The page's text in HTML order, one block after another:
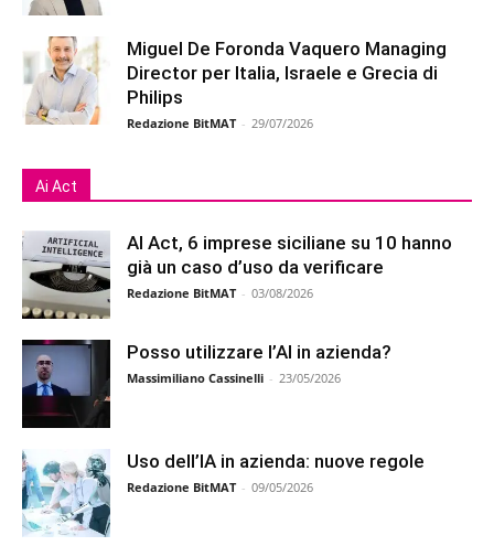
Miguel De Foronda Vaquero Managing
Director per Italia, Israele e Grecia di
Philips
Redazione BitMAT - 29/07/2026
Ai Act
AI Act, 6 imprese siciliane su 10 hanno
già un caso d’uso da verificare
Redazione BitMAT - 03/08/2026
Posso utilizzare l’AI in azienda?
Massimiliano Cassinelli - 23/05/2026
Uso dell’IA in azienda: nuove regole
Redazione BitMAT - 09/05/2026